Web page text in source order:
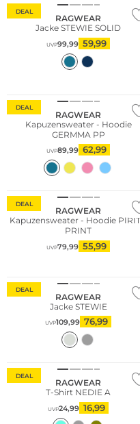
DEAL
RAGWEAR
Jacke STEWIE SOLID
UVP99,99 59,99
DEAL
RAGWEAR
Kapuzensweater - Hoodie
GERMMA PP
UVP89,99 62,99
DEAL
RAGWEAR
Kapuzensweater - Hoodie
PRINT
UVP79,99 55,99
DEAL
RAGWEAR
Jacke STEWIE
UVP109,99 76,99
DEAL
RAGWEAR
T-Shirt NEDIE A
UVP24,99 16,99